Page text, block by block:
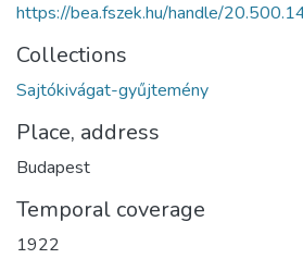
https://bea.fszek.hu/handle/
Collections
Sajtókivágat-gyűjtemény
Place, address
Budapest
Temporal coverage
1922